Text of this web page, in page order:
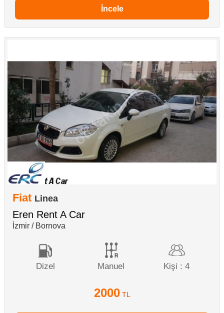
İncele
Fiat Linea
Eren Rent A Car
İzmir / Bornova
Dizel Manuel Kişi : 4
2000 TL